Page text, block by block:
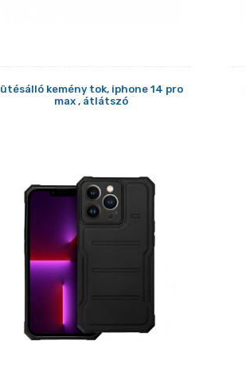
ütésálló kemény tok, iphone 14 pro
max , átlátszó